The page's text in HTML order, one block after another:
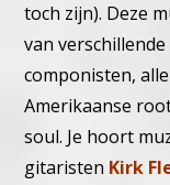
toch zijn). Deze
van
componisten,
Amerikaanse
soul. Je hoort
gitaristen Kirk